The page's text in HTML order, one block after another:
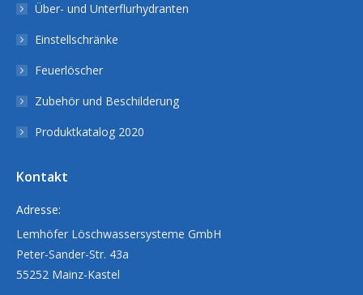
Über- und Unterflurhydranten
Einstellschränke
Feuerlöscher
Zubehör und Beschilderung
Produktkatalog 2020
Kontakt
Adresse:
Lemhöfer Löschwassersysteme GmbH
Peter-Sander-Str. 43a
55252 Mainz-Kastel